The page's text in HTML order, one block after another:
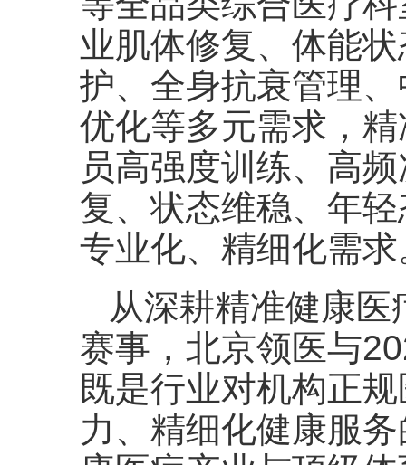
业肌体修复、体能
护、全身抗衰管理
优化等多元需求，
员高强度训练、高
复、状态维稳、年
专业化、精细化需求
从深耕精准健康
赛事，北京领医与
既是行业对机构正
力、精细化健康服